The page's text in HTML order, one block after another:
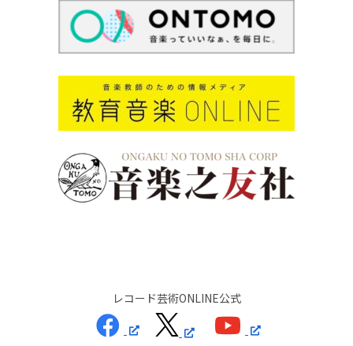
レコード芸術ONLINE公式